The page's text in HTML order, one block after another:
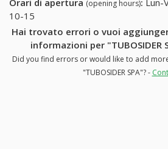
(opening hours)
10-15
Hai trovato errori o vuoi
informazioni per "TUBOSIDER
Did you find errors or would like to add
"TUBOSIDER SPA"? -